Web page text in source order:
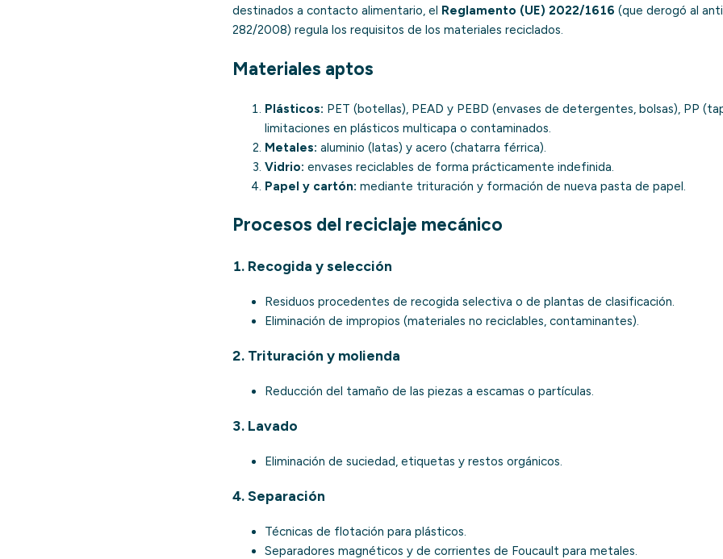
destinados a contacto alimentario, el
Reglamento (UE) 2022/1616 (que derogó al
282/2008) regula los requisitos de los materiales reciclados.
Materiales aptos
Plásticos: PET (botellas), PEAD y PEBD (envases de detergentes, bolsas), PP
limitaciones en plásticos multicapa o contaminados.
Metales: aluminio (latas) y acero (chatarra férrica).
Vidrio: envases reciclables de forma prácticamente indefinida.
Papel y cartón: mediante trituración y formación de nueva pasta de papel.
Procesos del reciclaje mecánico
1. Recogida y selección
Residuos procedentes de recogida selectiva o de plantas de clasificación.
Eliminación de impropios (materiales no reciclables, contaminantes).
2. Trituración y molienda
Reducción del tamaño de las piezas a escamas o partículas.
3. Lavado
Eliminación de suciedad, etiquetas y restos orgánicos.
4. Separación
Técnicas de flotación para plásticos.
Separadores magnéticos y de corrientes de Foucault para metales.